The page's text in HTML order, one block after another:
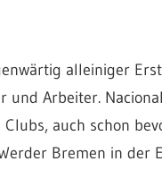
alleiniger
Arbeiter.
auch schon
Bremen in der